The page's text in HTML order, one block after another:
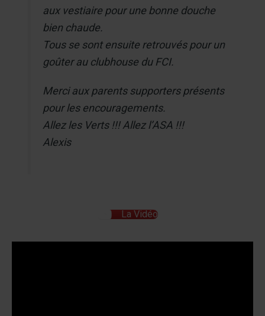
aux vestiaire pour une bonne douche
bien chaude.
Tous se sont ensuite retrouvés pour un
goûter au clubhouse du FCI.
Merci aux parents supporters présents
pour les encouragements.
Allez les Verts !!! Allez l’ASA !!!
Alexis
La Vidéo